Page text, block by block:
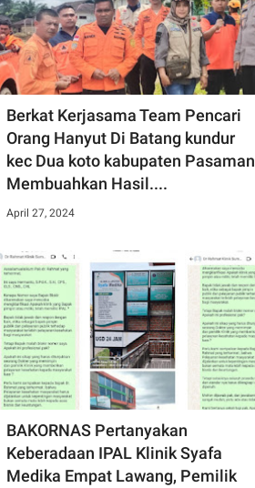
Berkat Kerjasama Team Pencari
Orang Hanyut Di Batang kundur
kec Dua koto kabupaten Pasaman
Membuahkan Hasil....
April 27, 2024
BAKORNAS Pertanyakan
Keberadaan IPAL Klinik Syafa
Medika Empat Lawang, Pemilik